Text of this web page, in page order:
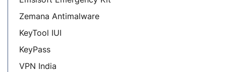
Zemana Antimalware
KeyTool IUI
KeyPass
VPN India